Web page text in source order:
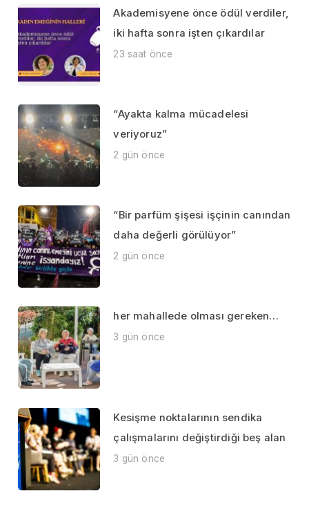
Akademisyene önce ödül verdiler,
iki hafta sonra işten çıkardılar
23 saat önce
“Ayakta kalma mücadelesi
veriyoruz”
2 gün önce
“Bir parfüm şişesi işçinin canından
daha değerli görülüyor”
2 gün önce
her mahallede olması gereken…
3 gün önce
Kesişme noktalarının sendika
çalışmalarını değiştirdiği beş alan
3 gün önce